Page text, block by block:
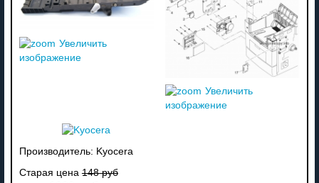
Увеличить
изображение
Увеличить
изображение
Производитель: Kyocera
Старая цена 148 руб